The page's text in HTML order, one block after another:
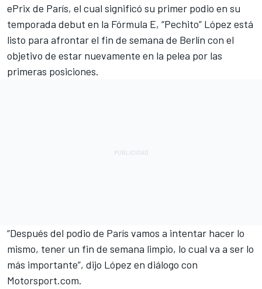
ePrix de París, el cual significó su primer podio en su
temporada debut en la Fórmula E, “Pechito” López está
listo para afrontar el fin de semana de Berlín con el
objetivo de estar nuevamente en la pelea por las
primeras posiciones.
“Después del podio de París vamos a intentar hacer lo
mismo, tener un fin de semana limpio, lo cual va a ser lo
más importante”, dijo López en diálogo con
Motorsport.com.